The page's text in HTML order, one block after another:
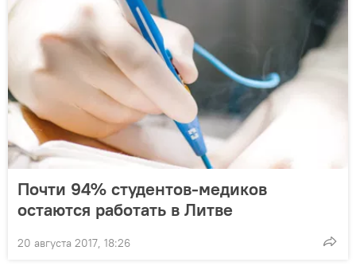
Почти 94% студентов-медиков
остаются работать в Литве
20 августа 2017, 18:26